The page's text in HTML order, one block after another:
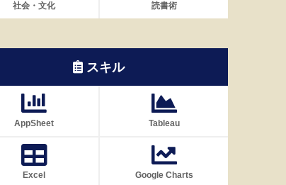
社会・文化 読書術
スキル
AppSheet Tableau
Excel Google Charts